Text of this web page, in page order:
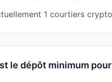
1 courtiers
le dépôt minimum